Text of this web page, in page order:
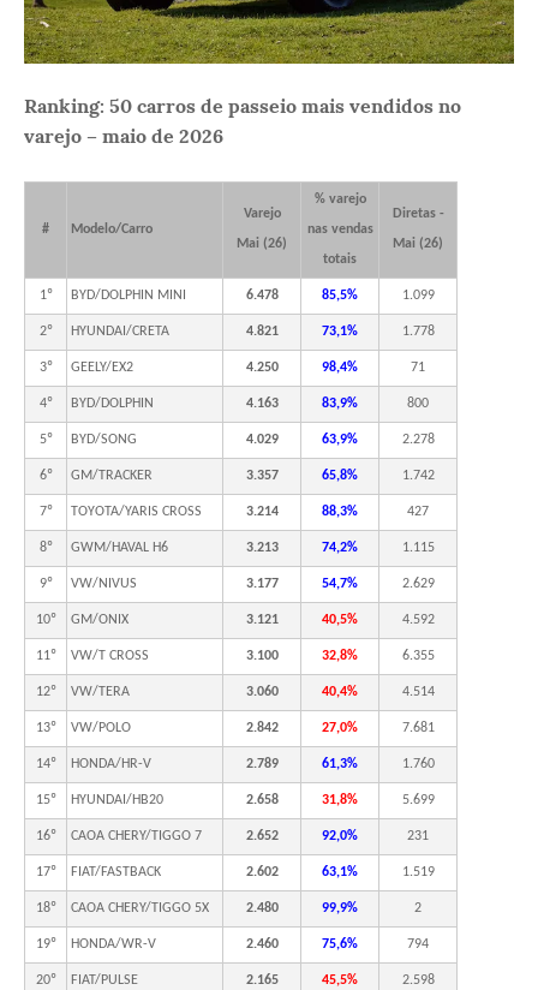
Ranking: 50 carros de passeio mais vendidos no
varejo – maio de 2026
# Modelo/Carro
Varejo
Mai (26)
% varejo
nas vendas
totais
Diretas -
Mai (26)
1º BYD/DOLPHIN MINI 6.478 85,5% 1.099
2º HYUNDAI/CRETA 4.821 73,1% 1.778
3º GEELY/EX2 4.250 98,4% 71
4º BYD/DOLPHIN 4.163 83,9% 800
5º BYD/SONG 4.029 63,9% 2.278
6º GM/TRACKER 3.357 65,8% 1.742
7º TOYOTA/YARIS CROSS 3.214 88,3% 427
8º GWM/HAVAL H6 3.213 74,2% 1.115
9º VW/NIVUS 3.177 54,7% 2.629
10º GM/ONIX 3.121 40,5% 4.592
11º VW/T CROSS 3.100 32,8% 6.355
12º VW/TERA 3.060 40,4% 4.514
13º VW/POLO 2.842 27,0% 7.681
14º HONDA/HR-V 2.789 61,3% 1.760
15º HYUNDAI/HB20 2.658 31,8% 5.699
16º CAOA CHERY/TIGGO 7 2.652 92,0% 231
17º FIAT/FASTBACK 2.602 63,1% 1.519
18º CAOA CHERY/TIGGO 5X 2.480 99,9% 2
19º HONDA/WR-V 2.460 75,6% 794
20º FIAT/PULSE 2.165 45,5% 2.598